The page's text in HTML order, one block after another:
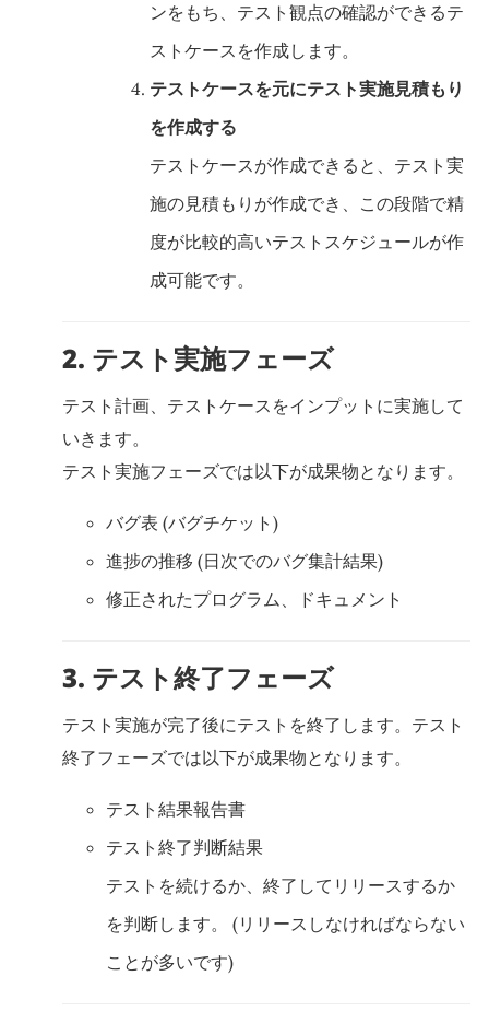
ンをもち、テスト観点の確認ができるテ
ストケースを作成します。
テストケースを元にテスト実施見積もり
を作成する
テストケースが作成できると、テスト実
施の見積もりが作成でき、この段階で精
度が比較的高いテストスケジュールが作
成可能です。
2. テスト実施フェーズ
テスト計画、テストケースをインプットに実施して
いきます。
テスト実施フェーズでは以下が成果物となります。
バグ表 (バグチケット)
進捗の推移 (日次でのバグ集計結果)
修正されたプログラム、ドキュメント
3. テスト終了フェーズ
テスト実施が完了後にテストを終了します。テスト
終了フェーズでは以下が成果物となります。
テスト結果報告書
テスト終了判断結果
テストを続けるか、終了してリリースするか
を判断します。 (リリースしなければならない
ことが多いです)